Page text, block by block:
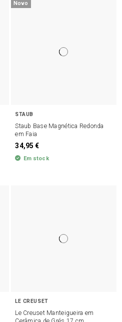
Novo
STAUB
Staub Base Magnética Redonda
em Faia
34,95 €
Em stock
LE CREUSET
Le Creuset Manteigueira em